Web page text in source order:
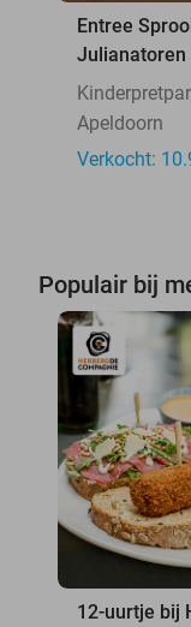
Entree
Julianatoren
Apeldoorn
Verkocht:
Populair bij
12-uurtje bij